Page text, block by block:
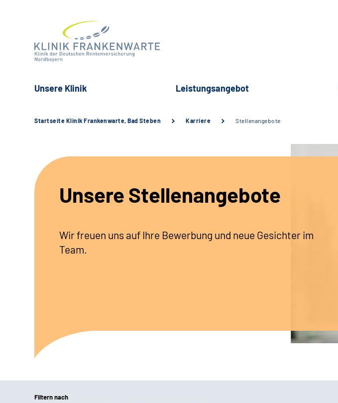
Unsere Klinik Leistungsangebot
Startseite Klinik Frankenwarte, Bad Steben Karriere Stellenangebote
Unsere Stellenangebote
Wir freuen uns auf Ihre Bewerbung und neue Gesichter im
Team.
Filtern nach